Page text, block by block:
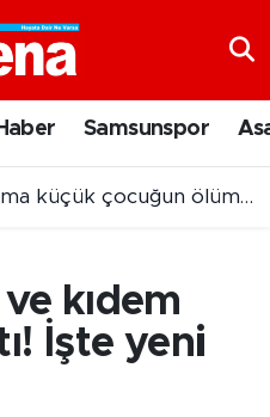
Samsunspor
1-0 mağlup etti
kıdem
İşte yeni
ve Fikstür